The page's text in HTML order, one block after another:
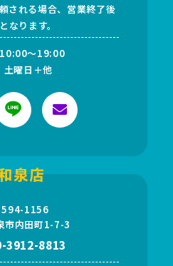
される場合、営業終了後
なります。
10:00～19:00
土曜日＋他
泉店
594-1156
市内田町1-7-3
3912-8813